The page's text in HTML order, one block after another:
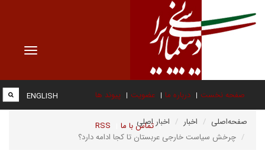
Toggle
صفحه نخست درباره ما عضویت پیوند ها
تماس با ما RSS
ENGLISH
صفحه‌اصلی اخبار
اخبار اصلی
چرخش سیاست خارجی عربستان تا کجا ادامه دارد؟